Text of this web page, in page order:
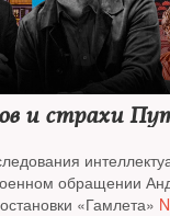
и страхи
обращении
«Гамлета»